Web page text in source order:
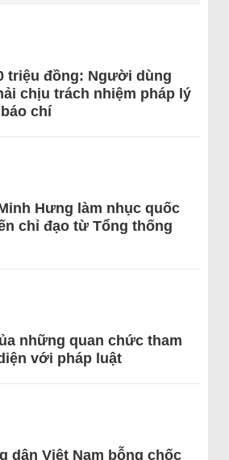
triệu đồng: Người dùng
chịu trách nhiệm pháp lý
chí
Hưng làm nhục quốc
chỉ đạo từ Tổng thống
những quan chức tham
với pháp luật
dân Việt Nam bỗng chốc